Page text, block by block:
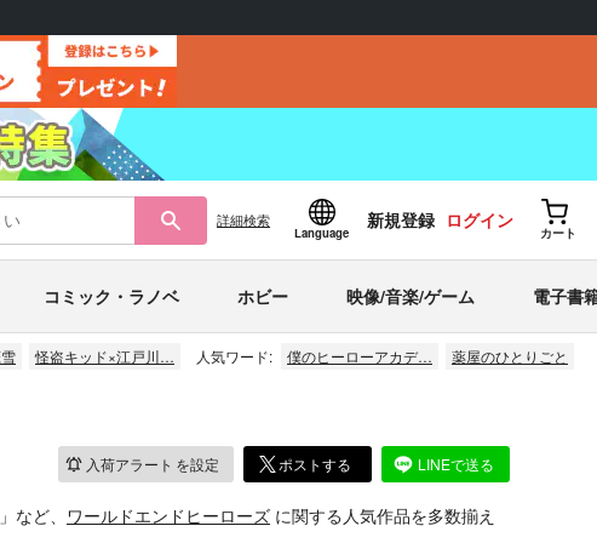
詳細検索
Language
新規登録 ログイン
カート
コミック・ラノベ ホビー 映像/音楽/ゲーム 電子書
怪盗キッド×江戸川… 人気ワード: 僕のヒーローアカデ… 薬屋のひとりごと
入荷アラート を設定 ポストする LINEで送る
」など、 ワールドエンドヒーローズ に関する人気作品を多数揃え